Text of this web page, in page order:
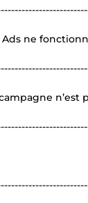
Ads ne
n’est